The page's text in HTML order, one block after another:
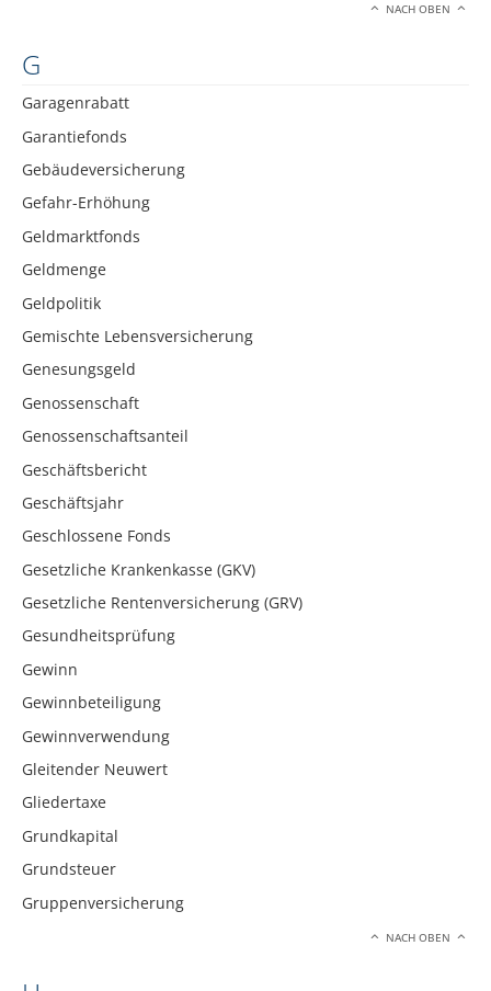
NACH OBEN
G
Garagenrabatt
Garantiefonds
Gebäudeversicherung
Gefahr-Erhöhung
Geldmarktfonds
Geldmenge
Geldpolitik
Gemischte Lebensversicherung
Genesungsgeld
Genossenschaft
Genossenschaftsanteil
Geschäftsbericht
Geschäftsjahr
Geschlossene Fonds
Gesetzliche Krankenkasse (GKV)
Gesetzliche Rentenversicherung (GRV)
Gesundheitsprüfung
Gewinn
Gewinnbeteiligung
Gewinnverwendung
Gleitender Neuwert
Gliedertaxe
Grundkapital
Grundsteuer
Gruppenversicherung
NACH OBEN